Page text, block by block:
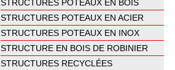
STRUCTURES POTEAUX EN BOIS
STRUCTURES POTEAUX EN ACIER
STRUCTURES POTEAUX EN INOX
STRUCTURE EN BOIS DE ROBINIER
STRUCTURES RECYCLÉES